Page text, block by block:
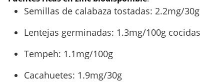
Semillas de calabaza tostadas: 2.2mg/30g
Lentejas germinadas: 1.3mg/100g cocidas
Tempeh: 1.1mg/100g
Cacahuetes: 1.9mg/30g